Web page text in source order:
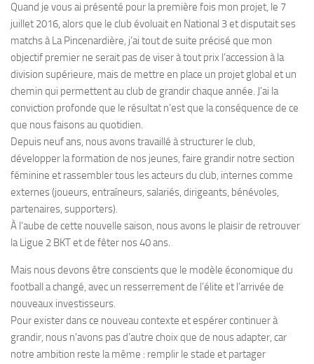
Quand je vous ai présenté pour la première fois mon projet, le 7
juillet 2016, alors que le club évoluait en National 3 et disputait ses
matchs à La Pincenardière, j’ai tout de suite précisé que mon
objectif premier ne serait pas de viser à tout prix l’accession à la
division supérieure, mais de mettre en place un projet global et un
chemin qui permettent au club de grandir chaque année. J’ai la
conviction profonde que le résultat n’est que la conséquence de ce
que nous faisons au quotidien.
Depuis neuf ans, nous avons travaillé à structurer le club,
développer la formation de nos jeunes, faire grandir notre section
féminine et rassembler tous les acteurs du club, internes comme
externes (joueurs, entraîneurs, salariés, dirigeants, bénévoles,
partenaires, supporters).
À l’aube de cette nouvelle saison, nous avons le plaisir de retrouver
la Ligue 2 BKT et de fêter nos 40 ans.
Mais nous devons être conscients que le modèle économique du
football a changé, avec un resserrement de l’élite et l’arrivée de
nouveaux investisseurs.
Pour exister dans ce nouveau contexte et espérer continuer à
grandir, nous n’avons pas d’autre choix que de nous adapter, car
notre ambition reste la même : remplir le stade et partager